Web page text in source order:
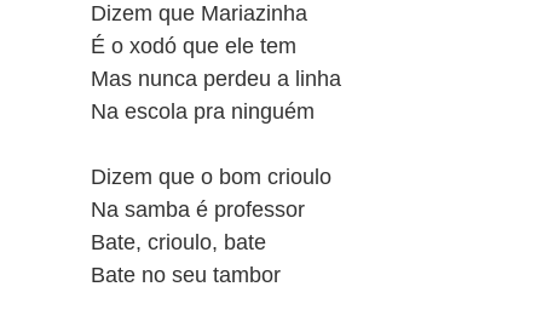
Dizem que Mariazinha
É o xodó que ele tem
Mas nunca perdeu a linha
Na escola pra ninguém
Dizem que o bom crioulo
Na samba é professor
Bate, crioulo, bate
Bate no seu tambor